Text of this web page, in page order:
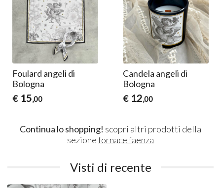
Foulard angeli di
Bologna
€ 15,00
Candela angeli di
Bologna
€ 12,00
Continua lo shopping! scopri altri prodotti della
sezionefornace faenza
Visti di recente